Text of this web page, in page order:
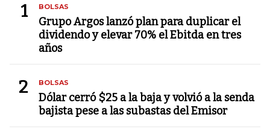
1 BOLSAS
Grupo Argos lanzó plan para duplicar el
dividendo y elevar 70% el Ebitda en tres
años
2 BOLSAS
Dólar cerró $25 a la baja y volvió a la senda
bajista pese a las subastas del Emisor